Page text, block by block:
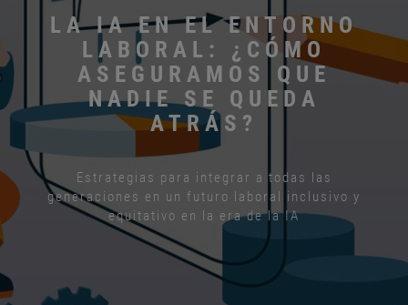
LA IA EN EL ENTORNO
LABORAL: ¿CÓMO
ASEGURAMOS QUE
NADIE SE QUEDA
ATRÁS?
Estrategias para integrar a todas las
generaciones en un futuro laboral inclusivo y
equitativo en la era de la IA